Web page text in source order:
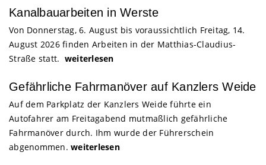
Kanalbauarbeiten in Werste
Von Donnerstag, 6. August bis voraussichtlich Freitag, 14.
August 2026 finden Arbeiten in der Matthias-Claudius-
Straße statt. weiterlesen
Gefährliche Fahrmanöver auf Kanzlers Weide
Auf dem Parkplatz der Kanzlers Weide führte ein
Autofahrer am Freitagabend mutmaßlich gefährliche
Fahrmanöver durch. Ihm wurde der Führerschein
abgenommen. weiterlesen